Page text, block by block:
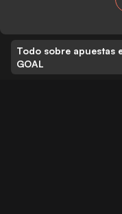
Todo sobre apuestas
GOAL